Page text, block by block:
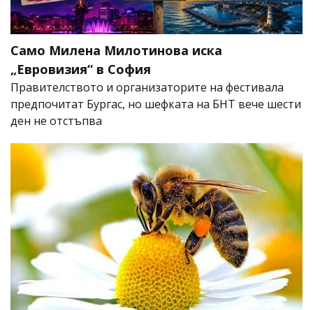
Само Милена Милотинова иска
„Евровизия“ в София
Правителството и организаторите на фестивала
предпочитат Бургас, но шефката на БНТ вече шести
ден не отстъпва